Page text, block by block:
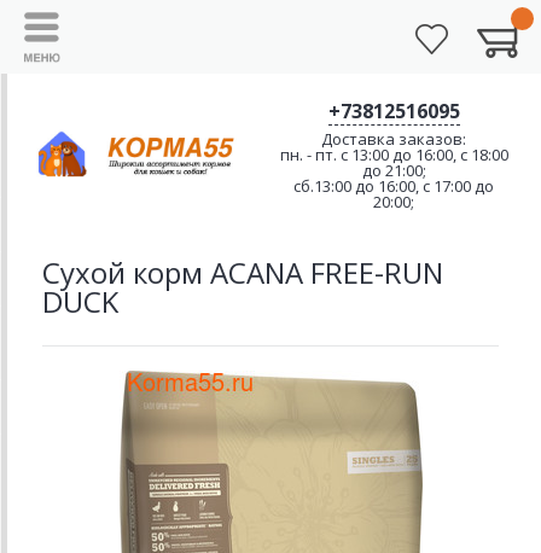
+73812516095
Доставка заказов:
пн. - пт. с 13:00 до 16:00, с 18:00
до 21:00;
сб.13:00 до 16:00, с 17:00 до
20:00;
Сухой корм ACANA FREE-RUN
DUCK